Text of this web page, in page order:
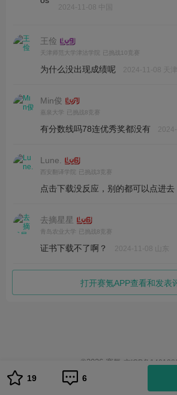
2024-11-08 中国
王俭
天津师范大学津沽学院 已挑战10竞赛
2024-11-08 天津
Min俊
嘉泉大学 已挑战8竞赛
Lune.
西安翻译学院 已挑战3竞赛
去摘星星
青岛农业大学 已挑战8竞赛
2024-11-08 山东
打开赛氪APP查看和发表
19 6
©2026 赛氪 京ICP备